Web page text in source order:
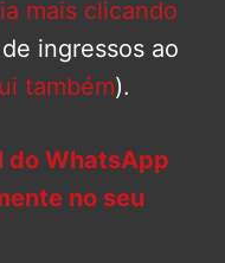
mais clicando
ingressos ao
também).
do WhatsApp
no seu